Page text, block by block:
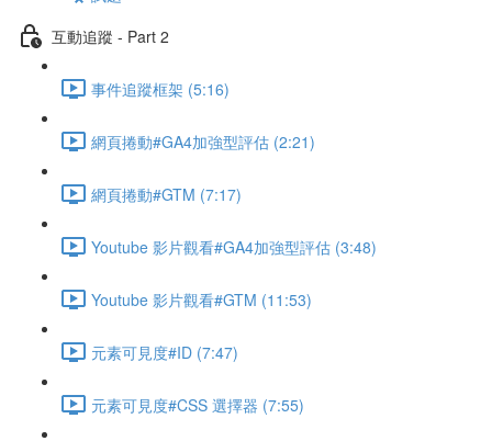
互動追蹤 - Part 2
事件追蹤框架 (5:16)
網頁捲動#GA4加強型評估 (2:21)
網頁捲動#GTM (7:17)
Youtube 影片觀看#GA4加強型評估 (3:48)
Youtube 影片觀看#GTM (11:53)
元素可見度#ID (7:47)
元素可見度#CSS 選擇器 (7:55)